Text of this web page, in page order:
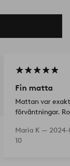
Fin matta
Mattan var
förväntningar.
går att stänga
flyttar sig.
Maria K — 2024-
10